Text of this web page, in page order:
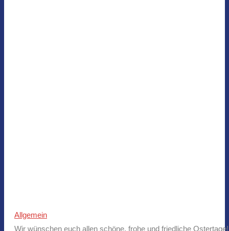
Allgemein
Wir wünschen euch allen schöne, frohe und friedliche Ostertage!